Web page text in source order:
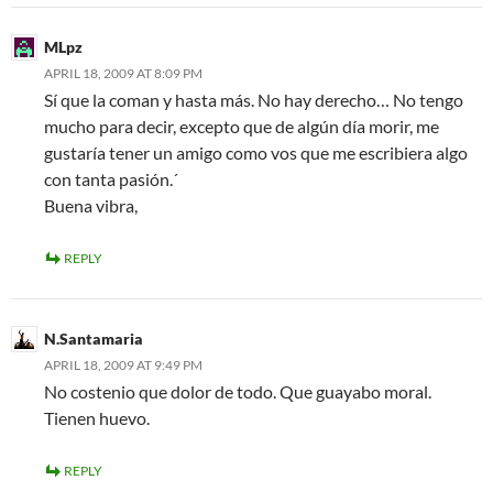
MLpz
APRIL 18, 2009 AT 8:09 PM
Sí que la coman y hasta más. No hay derecho… No tengo
mucho para decir, excepto que de algún día morir, me
gustaría tener un amigo como vos que me escribiera algo
con tanta pasión.´
Buena vibra,
REPLY
N.Santamaria
APRIL 18, 2009 AT 9:49 PM
No costenio que dolor de todo. Que guayabo moral.
Tienen huevo.
REPLY